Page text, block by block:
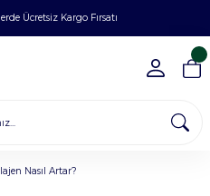
Ücretsiz Kargo Fırsatı
Nasıl Artar?